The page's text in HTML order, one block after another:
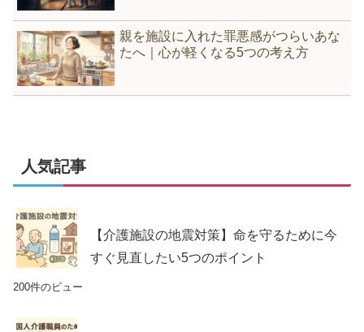
親を施設に入れた罪悪感がつらいあな
たへ｜心が軽くなる5つの考え方
人気記事
【介護施設の地震対策】命を守るために今
すぐ見直したい5つのポイント
200件のビュー